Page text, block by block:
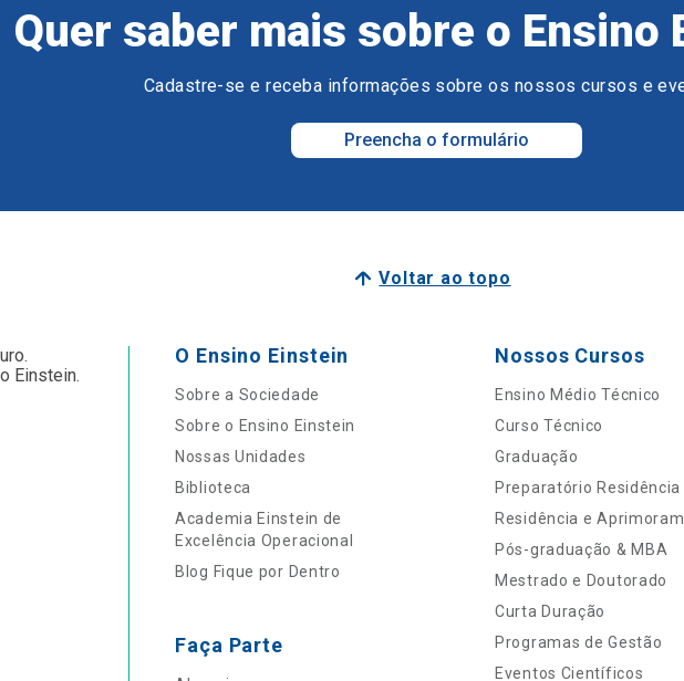
Quer saber mais sobre o Ensino
Cadastre-se e receba informações sobre os nossos cursos e
Preencha o formulário
Voltar ao topo
Einstein.
O Ensino Einstein
Sobre a Sociedade
Sobre o Ensino Einstein
Nossas Unidades
Biblioteca
Academia Einstein de
Excelência Operacional
Blog Fique por Dentro
Faça Parte
Nossos Cursos
Ensino Médio Técnico
Curso Técnico
Graduação
Preparatório Residência
Residência e
Pós-graduação & MBA
Mestrado e Doutorado
Curta Duração
Programas de Gestão
Eventos Científicos